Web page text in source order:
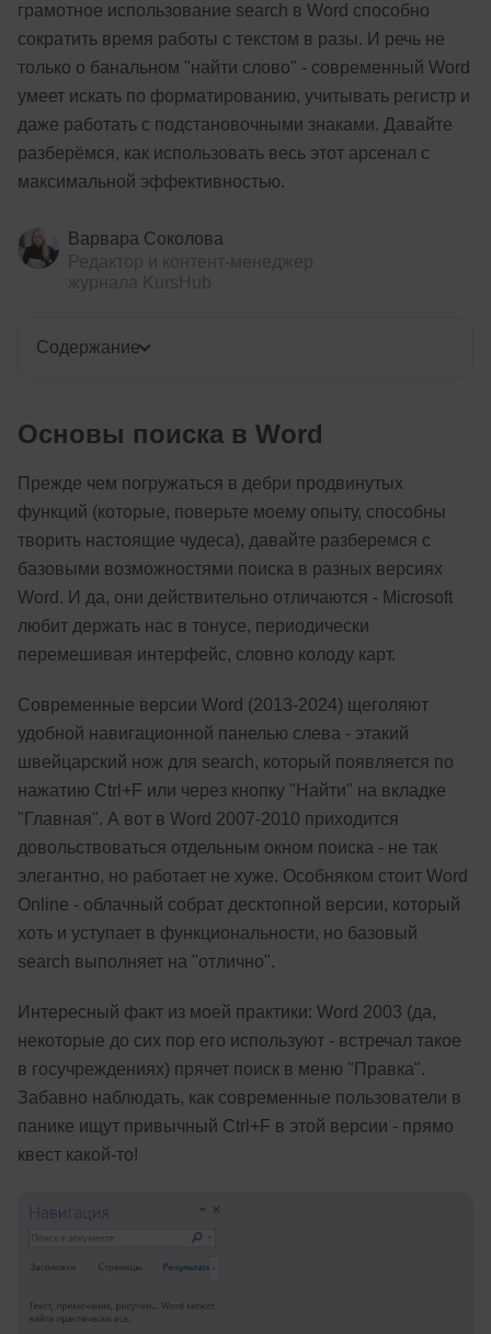
грамотное использование search в Word способно
сократить время работы с текстом в разы. И речь не
только о банальном "найти слово" - современный Word
умеет искать по форматированию, учитывать регистр и
даже работать с подстановочными знаками. Давайте
разберёмся, как использовать весь этот арсенал с
максимальной эффективностью.
Варвара Соколова
Содержание
Основы поиска в Word
Прежде чем погружаться в дебри продвинутых
функций (которые, поверьте моему опыту, способны
творить настоящие чудеса), давайте разберемся с
базовыми возможностями поиска в разных версиях
Word. И да, они действительно отличаются - Microsoft
любит держать нас в тонусе, периодически
перемешивая интерфейс, словно колоду карт.
Современные версии Word (2013-2024) щеголяют
удобной навигационной панелью слева - этакий
швейцарский нож для search, который появляется по
нажатию Ctrl+F или через кнопку "Найти" на вкладке
"Главная". А вот в Word 2007-2010 приходится
довольствоваться отдельным окном поиска - не так
элегантно, но работает не хуже. Особняком стоит Word
Online - облачный собрат десктопной версии, который
хоть и уступает в функциональности, но базовый
search выполняет на "отлично".
Интересный факт из моей практики: Word 2003 (да,
некоторые до сих пор его используют - встречал такое
в госучреждениях) прячет поиск в меню "Правка".
Забавно наблюдать, как современные пользователи в
панике ищут привычный Ctrl+F в этой версии - прямо
квест какой-то!